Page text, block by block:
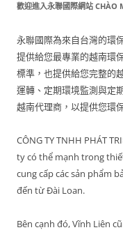
歡迎進入永聯國際網站 CHÀO
永聯國際為來自台灣的環
提供給您最專業的越南環
標準，也提供給您完整的
運轉、定期環境監測與定
越南代理商，以提供您環
CÔNG TY TNHH PHÁT
ty có thể mạnh trong
cung cấp các sản phẩm
đến từ Đài Loan.
Bên cạnh đó, Vĩnh Liên